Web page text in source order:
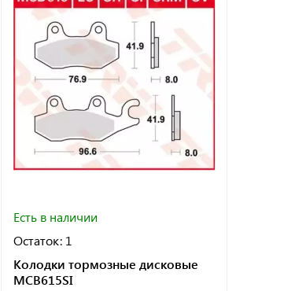
Есть в наличии
Остаток: 1
Колодки тормозные дисковые
MCB615SI